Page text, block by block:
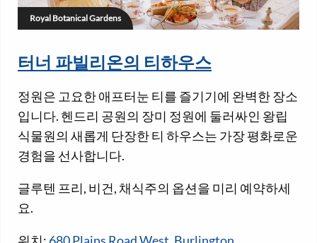
Royal Botanical Gardens
터너 파빌리온의 티하우스
정원은 고요한 애프터눈 티를 즐기기에 완벽한 장소
입니다. 헨드리 공원의 장미 정원에 둘러싸인 왕립
식물원의 새롭게 단장한 티 하우스는 가장 평화로운
경험을 선사합니다.
글루텐 프리, 비건, 채식주의 옵션을 미리 예약하세
요.